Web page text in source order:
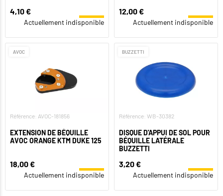
4,10 €
Actuellement indisponible
12,00 €
Actuellement indisponible
AVOC
Référence: AVOC-181856
EXTENSION DE BÉQUILLE
AVOC ORANGE KTM DUKE 125
18,00 €
Actuellement indisponible
BUZZETTI
Référence: WB-30382
DISQUE D'APPUI DE SOL POUR
BÉQUILLE LATÉRALE
BUZZETTI
3,20 €
Actuellement indisponible